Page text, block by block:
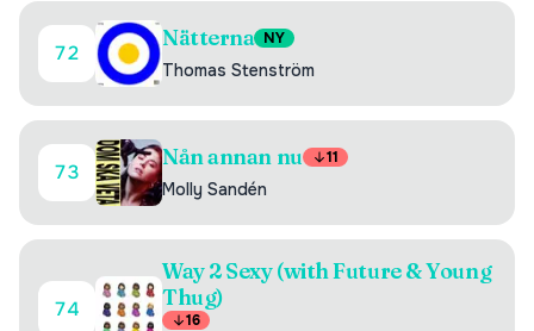
72
Nätterna NY
Thomas Stenström
73
Nån annan nu 11
Molly Sandén
74
Way 2 Sexy (with Future & Young
Thug)
16